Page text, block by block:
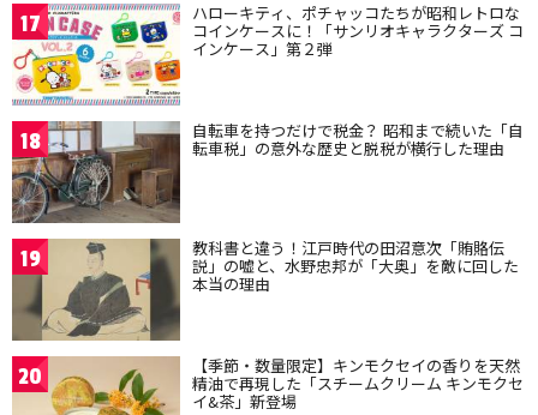
17 ハローキティ、ポチャッコたちが昭和レトロな
コインケースに！「サンリオキャラクターズ コ
インケース」第２弾
18 自転車を持つだけで税金？ 昭和まで続いた「自
転車税」の意外な歴史と脱税が横行した理由
19 教科書と違う！江戸時代の田沼意次「賄賂伝
説」の嘘と、水野忠邦が「大奥」を敵に回した
本当の理由
20 【季節・数量限定】キンモクセイの香りを天然
精油で再現した「スチームクリーム キンモクセ
イ&茶」新登場